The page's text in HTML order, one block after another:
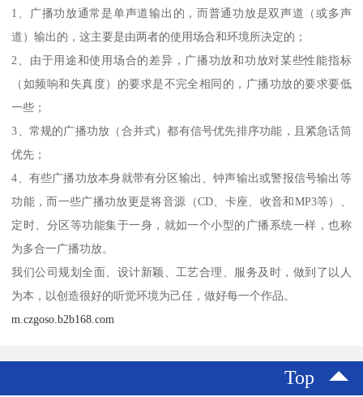
1、广播功放通常是单声道输出的，而普通功放是双声道（或多声
道）输出的，这主要是由两者的使用场合和环境所决定的；
2、由于用途和使用场合的差异，广播功放和功放对某些性能指标
（如频响和失真度）的要求是不完全相同的，广播功放的要求要低
一些；
3、常规的广播功放（合并式）都有信号优先排序功能，且紧急话筒
优先；
4、有些广播功放本身就带有分区输出、钟声输出或警报信号输出等
功能，而一些广播功放更是将音源（CD、卡座、收音和MP3等）、
定时、分区等功能集于一身，就如一个小型的广播系统一样，也称
为多合一广播功放。
我们公司规划全面、设计新颖、工艺合理、服务及时，做到了以人
为本，以创造很好的听觉环境为己任，做好每一个作品。
m.czgoso.b2b168.com
Top